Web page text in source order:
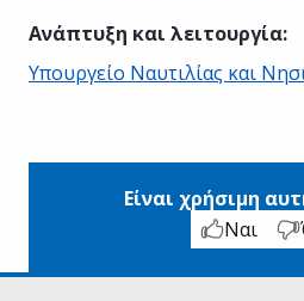
Ανάπτυξη και λειτουργία:
Υπουργείο Ναυτιλίας και
Είναι χρήσιμη
Ναι